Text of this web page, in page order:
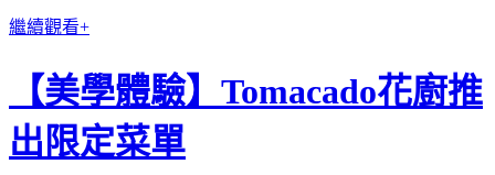
繼續觀看+
【美學體驗】Tomacado花廚推
出限定菜單